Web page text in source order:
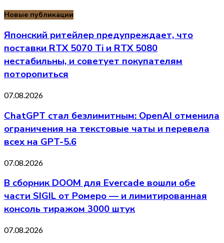
Новые публикации
Японский ритейлер предупреждает, что
поставки RTX 5070 Ti и RTX 5080
нестабильны, и советует покупателям
поторопиться
07.08.2026
ChatGPT стал безлимитным: OpenAI отменила
ограничения на текстовые чаты и перевела
всех на GPT-5.6
07.08.2026
В сборник DOOM для Evercade вошли обе
части SIGIL от Ромеро — и лимитированная
консоль тиражом 3000 штук
07.08.2026